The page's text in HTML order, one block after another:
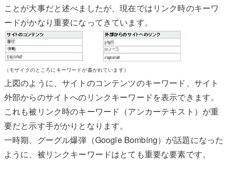
ことが大事だと述べましたが、現在ではリンク時のキーワ
ードがかなり重要になってきています。
（モザイクのところにキーワードが書かれています）
上図のように、サイトのコンテンツのキーワード、サイト
外部からのサイトへのリンクキーワードを表示できます。
これも被リンク時のキーワード（アンカーテキスト）が重
要だと示す手がかりとなります。
一時期、グーグル爆弾（Google Bombing）が話題になった
ように、被リンクキーワードはとても重要な要素です。